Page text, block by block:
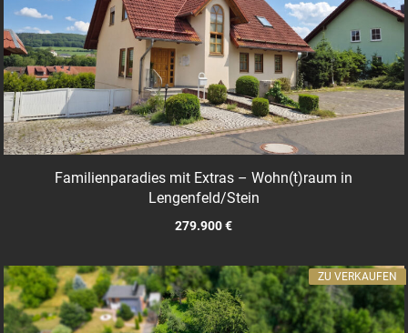
Familienparadies mit Extras – Wohn(t)raum in
Lengenfeld/Stein
279.900 €
ZU VERKAUFEN